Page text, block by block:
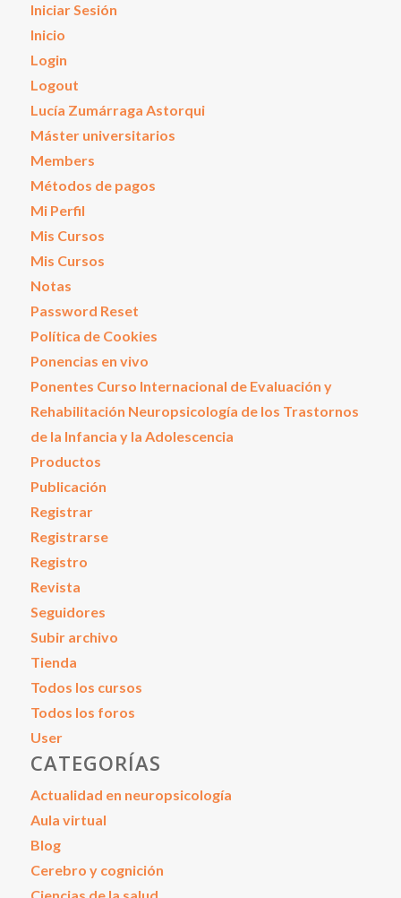
Iniciar Sesión
Inicio
Login
Logout
Lucía Zumárraga Astorqui
Máster universitarios
Members
Métodos de pagos
Mi Perfil
Mis Cursos
Mis Cursos
Notas
Password Reset
Política de Cookies
Ponencias en vivo
Ponentes Curso Internacional de Evaluación y
Rehabilitación Neuropsicología de los Trastornos
de la Infancia y la Adolescencia
Productos
Publicación
Registrar
Registrarse
Registro
Revista
Seguidores
Subir archivo
Tienda
Todos los cursos
Todos los foros
User
CATEGORÍAS
Actualidad en neuropsicología
Aula virtual
Blog
Cerebro y cognición